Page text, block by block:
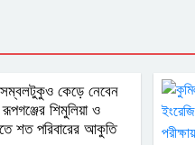
সম্বলটুকুও কেড়ে নেবেন
শিমুলিয়া ও
শত পরিবারের আকুতি